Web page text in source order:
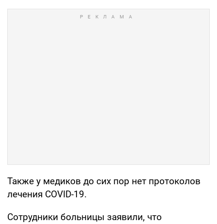
Также у медиков до сих пор нет протоколов
лечения COVID-19.
Сотрудники больницы заявили, что